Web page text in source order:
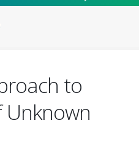
to
Unknown